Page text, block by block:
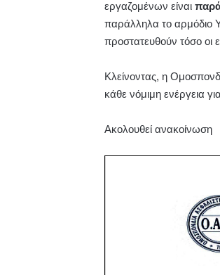
εργαζομένων είναι
παράλληλα το αρμόδιο
προστατευθούν τόσο οι
Κλείνοντας, η
κάθε νόμιμη ενέργεια
Ακολουθεί ανακοίνωση